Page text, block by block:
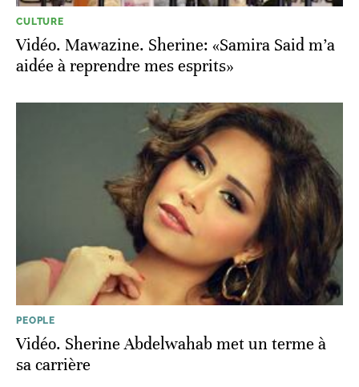
CULTURE
Vidéo. Mawazine. Sherine: «Samira Said m’a
aidée à reprendre mes esprits»
PEOPLE
Vidéo. Sherine Abdelwahab met un terme à
sa carrière